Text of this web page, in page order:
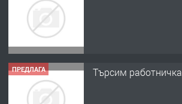
ПРЕДЛАГА Търсим работничка